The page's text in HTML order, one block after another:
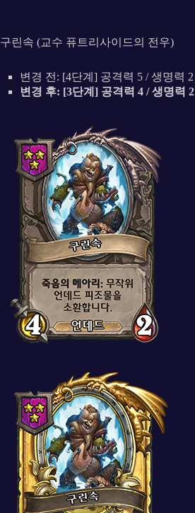
구린속 (교수 퓨트리사이드의 전우)
변경 전: [4단계] 공격력 5 / 생명력 2
변경 후: [3단계] 공격력 4 / 생명력 2